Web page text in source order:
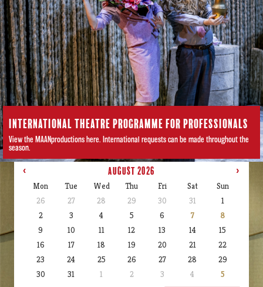
INTERNATIONAL THEATRE PROGRAMME FOR PROFESSIONALS
View the MAANproductions here. International requests can be made throughout the
season.
‹ August 2026 ›
Mon Tue Wed Thu Fri Sat
Sun
26
27 28 29 30 31
1
2
3 4 5 6 7
8
9
10 11 12 13 14
15
16
17 18 19 20 21
22
23
24 25 26 27 28
29
30
31 1 2 3 4 5